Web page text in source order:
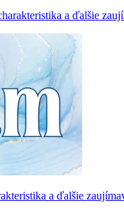
a ďalšie
a ďalšie